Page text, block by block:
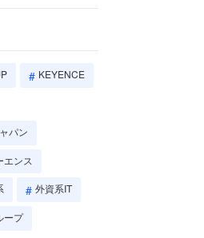
KEYENCE
パン
エンス
外資系IT
ープ